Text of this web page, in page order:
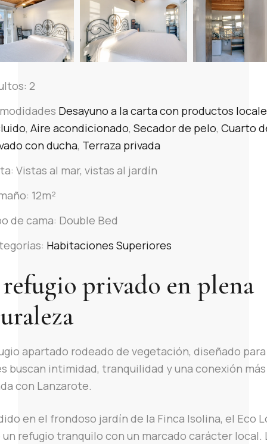
2
Desayuno a la carta con productos
,Aire acondicionado,Secador de pelo,Cuarto
con ducha, Terraza privada
Vistas al mar, vistas al jardín
12m²
de cama: Double Bed
Habitaciones Superiores
privado en plena
apartado rodeado de vegetación, diseñado para
buscan intimidad, tranquilidad y una conexión más
con Lanzarote.
en el frondoso jardín de la Finca Isolina, el Eco
refugio tranquilo con un marcado carácter local.